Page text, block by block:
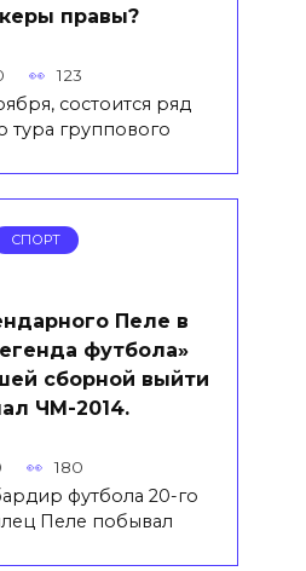
правы?
123
состоится ряд
тура группового
СПОРТ
Пеле в
футбола»
сборной выйти
ЧМ-2014.
180
футбола 20-го
Пеле побывал